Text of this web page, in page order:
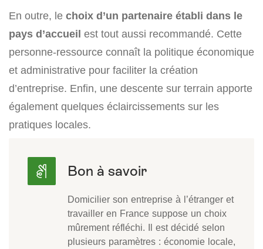
En outre, le choix d’un partenaire établi dans le
pays d’accueil est tout aussi recommandé. Cette
personne-ressource connaît la politique économique
et administrative pour faciliter la création
d’entreprise. Enfin, une descente sur terrain apporte
également quelques éclaircissements sur les
pratiques locales.
Domicilier son entreprise à l’étranger et
travailler en France suppose un choix
mûrement réfléchi. Il est décidé selon
plusieurs paramètres : économie locale,